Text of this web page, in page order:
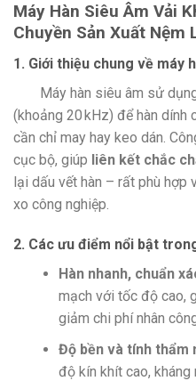
Máy Hàn Siêu Âm Vải
Chuyền Sản Xuất Nệm
1. Giới thiệu chung về máy
Máy hàn siêu âm sử
(khoảng 20 kHz) để hàn dính
cần chỉ may hay keo dán.
cục bộ, giúp liên kết chắc
lại dấu vết hàn – rất phù hợp
xo công nghiệp.
2. Các ưu điểm nổi bật
Hàn nhanh, chuẩn
mạch với tốc độ cao,
giảm chi phí nhân
Độ bền và tính thẩm
độ kín khít cao,